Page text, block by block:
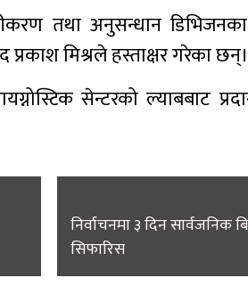
तथा अनुसन्धान
प्रकाश मिश्रले हस्ताक्षर गरेका छन्।
सेन्टरको ल्याबबाट
निर्वाचनमा ३ दिन
सिफारिस